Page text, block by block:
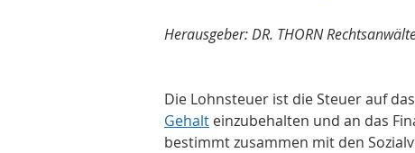
Herausgeber: DR. THORN
Die Lohnsteuer ist die Steuer auf
Gehalt einzubehalten und an das
bestimmt zusammen mit den